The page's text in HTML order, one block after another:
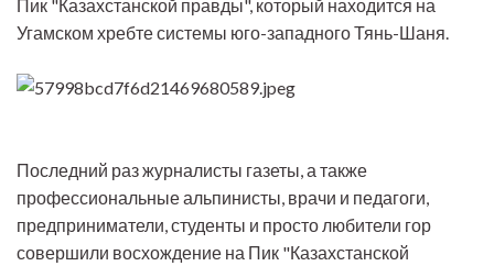
Пик "Казахстанской правды", который находится на
Угамском хребте системы юго-западного Тянь-Шаня.
Последний раз журналисты газеты, а также
профессиональные альпинисты, врачи и педагоги,
предприниматели, студенты и просто любители гор
совершили восхождение на Пик "Казахстанской